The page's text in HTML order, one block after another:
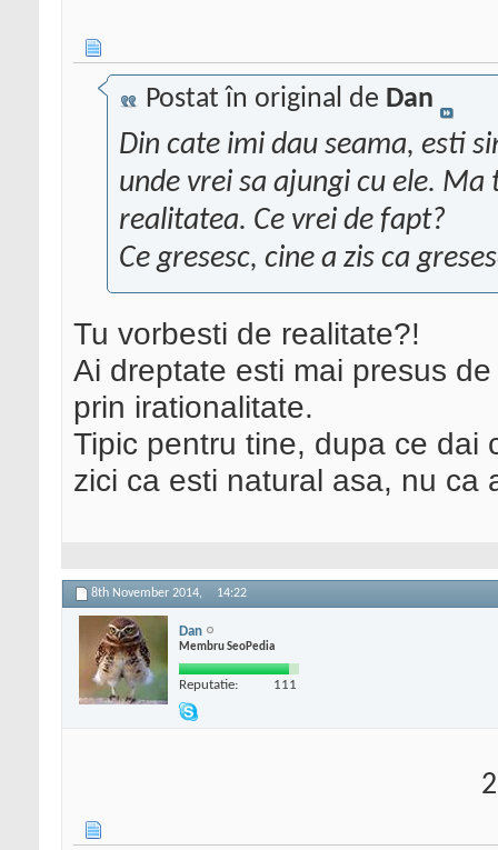
Postat în original de Dan
Din cate imi dau seama, esti
unde vrei sa ajungi cu ele.
realitatea. Ce vrei de fapt?
Ce gresesc, cine a zis ca
Tu vorbesti de realitate?!
Ai dreptate esti mai presus
prin irationalitate.
Tipic pentru tine, dupa ce dai
zici ca esti natural asa, nu ca
8th November 2014, 14:22
Dan
Membru SeoPedia
Reputatie: 111